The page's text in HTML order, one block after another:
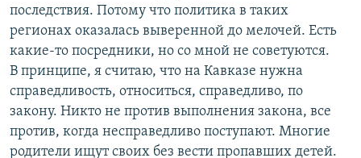
последствия. Потому что политика в таких
регионах оказалась выверенной до мелочей. Есть
какие-то посредники, но со мной не советуются.
В принципе, я считаю, что на Кавказе нужна
справедливость, относиться, справедливо, по
закону. Никто не против выполнения закона, все
против, когда несправедливо поступают. Многие
родители ищут своих без вести пропавших детей.